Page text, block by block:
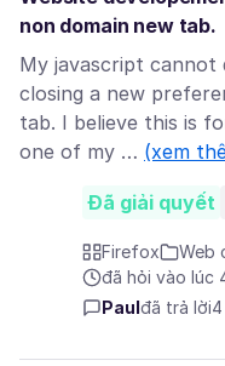
non domain new tab.
My javascript cannot
closing a new
tab. I believe this is
one of my … (xem
Đã giải quyết
Firefox
Web
đã hỏi vào lúc
Paul đã trả lời